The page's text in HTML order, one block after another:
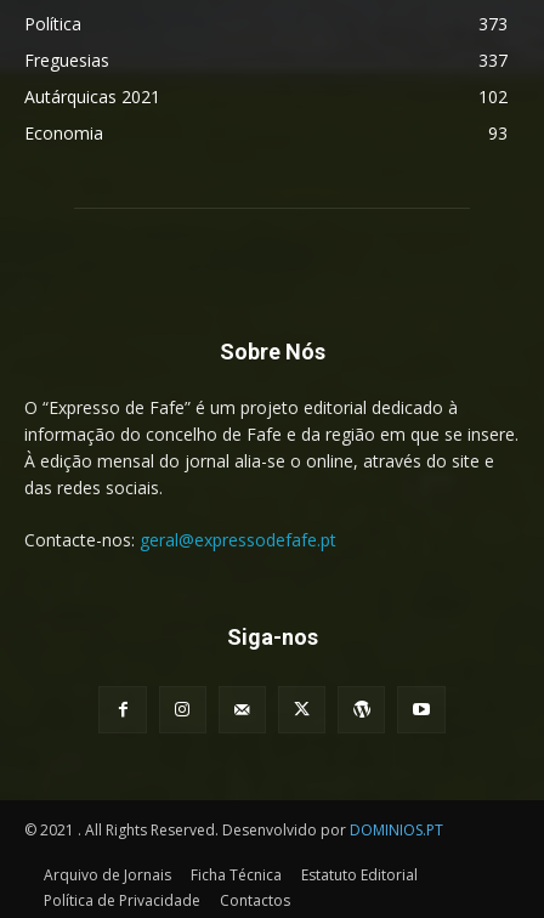
Política
373
Freguesias
337
Autárquicas 2021
102
Economia
93
Sobre Nós
O “Expresso de Fafe” é um projeto editorial dedicado à
informação do concelho de Fafe e da região em que se insere.
À edição mensal do jornal alia-se o online, através do site e
das redes sociais.
Contacte-nos: geral@expressodefafe.pt
Siga-nos
© 2021 . All Rights Reserved. Desenvolvido por DOMINIOS.PT
Arquivo de Jornais Ficha Técnica
Estatuto Editorial
Política de Privacidade
Contactos